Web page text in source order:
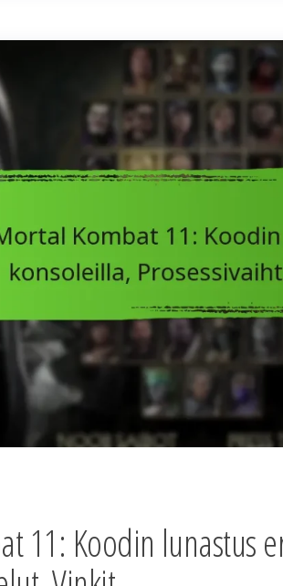
11: Koodin lunastus